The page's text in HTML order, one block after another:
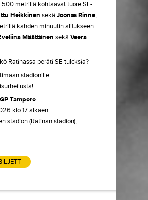
500 metrillä kohtaavat tuore SE-
Heikkinen sekä Joonas Rinne,
kahden minuutin alitukseen
Määttänen sekä Veera
Ratinassa peräti SE-tuloksia?
stadionille
Tampere
klo 17 alkaen
stadion (Ratinan stadion),